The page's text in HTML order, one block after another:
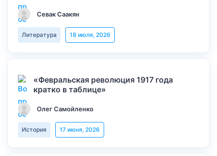
Севак Саакян
Литература 18 июля, 2026
«Февральская революция 1917 года
кратко в таблице»
Олег Самойленко
История 17 июня, 2026